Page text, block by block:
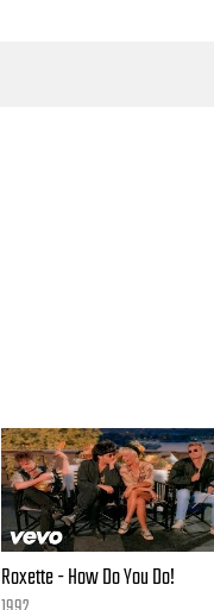
Roxette - How Do You Do!